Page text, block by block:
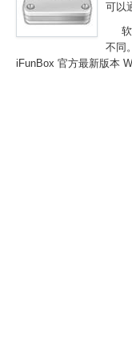
可以
不同
iFunBox 官方最新版本